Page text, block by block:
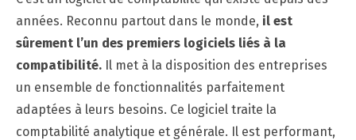
années. Reconnu partout dans le monde, il est
sûrement l’un des premiers logiciels liés à la
compatibilité. Il met à la disposition des entreprises
un ensemble de fonctionnalités parfaitement
adaptées à leurs besoins. Ce logiciel traite la
comptabilité analytique et générale. Il est performant,